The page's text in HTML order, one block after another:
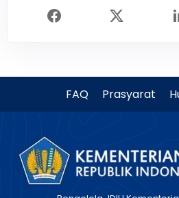
FAQ Prasyarat